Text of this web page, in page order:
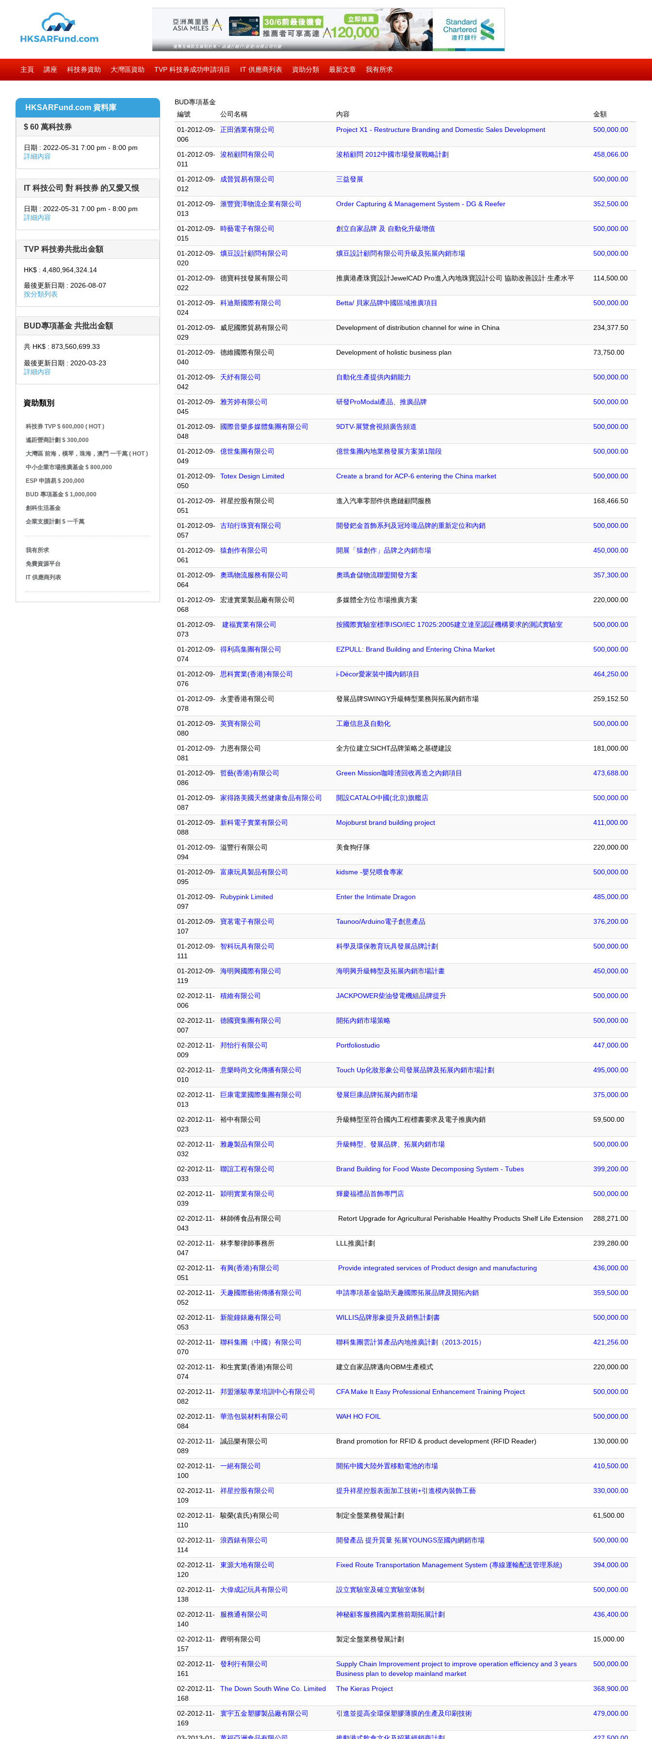
主頁 講座 科技券資助 大灣區資助 TVP 科技券成功申請項目 IT 供應商列表 資助分類 最新文章 我有所求
HKSARFund.com 資料庫
$ 60 萬科技券
日期 : 2022-05-31 7:00 pm - 8:00 pm
詳細內容
IT 科技公司 對 科技券 的又愛又恨
日期 : 2022-05-31 7:00 pm - 8:00 pm
詳細內容
TVP 科技劵共批出金額
HK$ : 4,480,964,324.14
最後更新日期 : 2026-08-07
按分類列表
BUD專項基金 共批出金額
共 HK$ : 873,560,699.33
最後更新日期 : 2020-03-23
詳細內容
資助類別
科技券 TVP $ 600,000 ( HOT )
遙距營商計劃 $ 300,000
大灣區 前海，橫琴，珠海，澳門 一千萬 ( HOT )
中小企業市場推廣基金 $ 800,000
ESP 申請易 $ 200,000
BUD 專項基金 $ 1,000,000
創科生活基金
企業支援計劃 $ 一千萬
我有所求
免費資源平台
IT 供應商列表
BUD專項基金
編號
公司名稱 內容
金額
01-2012-09-
006
正田酒業有限公司 Project X1 - Restructure Branding and Domestic Sales Development 500,000.00
01-2012-09-
011
浚栢顧問有限公司 浚栢顧問 2012中國市場發展戰略計劃 458,066.00
01-2012-09-
012
成晉貿易有限公司 三益發展 500,000.00
01-2012-09-
013
滙豐寶澤物流企業有限公司 Order Capturing & Management System - DG & Reefer 352,500.00
01-2012-09-
015
時藝電子有限公司 創立自家品牌 及 自動化升級增值 500,000.00
01-2012-09-
020
爌豆設計顧問有限公司 爌豆設計顧問有限公司升級及拓展內銷市場 500,000.00
01-2012-09-
022
德寶科技發展有限公司 推廣港產珠寶設計JewelCAD Pro進入內地珠寶設計公司 協助改善設計 生產水平 114,500.00
01-2012-09-
024
科迪斯國際有限公司 Betta/ 貝家品牌中國區域推廣項目 500,000.00
01-2012-09-
029
威尼國際貿易有限公司 Development of distribution channel for wine in China 234,377.50
01-2012-09-
040
德維國際有限公司 Development of holistic business plan 73,750.00
01-2012-09-
042
天紓有限公司 自動化生產提供內銷能力 500,000.00
01-2012-09-
045
雅芳婷有限公司 研發ProModal產品、推廣品牌 500,000.00
01-2012-09-
048
國際音樂多媒體集團有限公司 9DTV-展覽會視頻廣告頻道 500,000.00
01-2012-09-
049
億世集團有限公司 億世集團內地業務發展方案第1階段 500,000.00
01-2012-09-
050
Totex Design Limited Create a brand for ACP-6 entering the China market 500,000.00
01-2012-09-
051
祥星控股有限公司 進入汽車零部件供應鏈顧問服務 168,466.50
01-2012-09-
057
古珀行珠寶有限公司 開發鈀金首飾系列及冠玲瓏品牌的重新定位和內銷 500,000.00
01-2012-09-
061
猿創作有限公司 開展「猿創作」品牌之內銷市場 450,000.00
01-2012-09-
064
奧瑪物流服務有限公司 奧瑪倉儲物流聯盟開發方案 357,300.00
01-2012-09-
068
宏達實業製品廠有限公司 多媒體全方位市場推廣方案 220,000.00
01-2012-09-
073
建福實業有限公司 按國際實驗室標準ISO/IEC 17025:2005建立達至認証機構要求的測試實驗室 500,000.00
01-2012-09-
074
得利高集團有限公司 EZPULL: Brand Building and Entering China Market 500,000.00
01-2012-09-
076
思科實業(香港)有限公司 i-Décor愛家裝中國內銷項目 464,250.00
01-2012-09-
078
永雯香港有限公司 發展品牌SWINGY升級轉型業務與拓展內銷市場 259,152.50
01-2012-09-
080
英寶有限公司 工廠信息及自動化 500,000.00
01-2012-09-
081
力恩有限公司 全方位建立SICHT品牌策略之基礎建設 181,000.00
01-2012-09-
086
哲藝(香港)有限公司 Green Mission咖啡渣回收再造之內銷項目 473,688.00
01-2012-09-
087
家得路美國天然健康食品有限公司 開設CATALO中國(北京)旗艦店 500,000.00
01-2012-09-
088
新科電子實業有限公司 Mojoburst brand building project 411,000.00
01-2012-09-
094
溢豐行有限公司 美食狗仔隊 220,000.00
01-2012-09-
095
富康玩具製品有限公司 kidsme -嬰兒喂食專家 500,000.00
01-2012-09-
097
Rubypink Limited Enter the Intimate Dragon 485,000.00
01-2012-09-
107
寶茗電子有限公司 Taunoo/Arduino電子創意產品 376,200.00
01-2012-09-
111
智科玩具有限公司 科學及環保教育玩具發展品牌計劃 500,000.00
01-2012-09-
119
海明興國際有限公司 海明興升級轉型及拓展內銷市場計畫 450,000.00
02-2012-11-
006
積維有限公司 JACKPOWER柴油發電機組品牌提升 500,000.00
02-2012-11-
007
德國寶集團有限公司 開拓內銷市場策略 500,000.00
02-2012-11-
009
邦怡行有限公司 Portfoliostudio 447,000.00
02-2012-11-
010
意樂時尚文化傳播有限公司 Touch Up化妝形象公司發展品牌及拓展內銷市場計劃 495,000.00
02-2012-11-
013
巨康電業國際集團有限公司 發展巨康品牌拓展內銷市場 375,000.00
02-2012-11-
023
裕中有限公司 升級轉型至符合國內工程標書要求及電子推廣內銷 59,500.00
02-2012-11-
032
雅趣製品有限公司 升級轉型、發展品牌、拓展內銷市場 500,000.00
02-2012-11-
033
聯誼工程有限公司 Brand Building for Food Waste Decomposing System - Tubes 399,200.00
02-2012-11-
039
穎明實業有限公司 輝慶福禮品首飾專門店 500,000.00
02-2012-11-
043
林師傅食品有限公司 Retort Upgrade for Agricultural Perishable Healthy Products Shelf Life Extension 288,271.00
02-2012-11-
047
林李黎律師事務所 LLL推廣計劃 239,280.00
02-2012-11-
051
有興(香港)有限公司 Provide integrated services of Product design and manufacturing 436,000.00
02-2012-11-
052
天趣國際藝術傳播有限公司 申請專項基金協助天趣國際拓展品牌及開拓內銷 359,500.00
02-2012-11-
053
新龍鐘錶廠有限公司 WILLIS品牌形象提升及銷售計劃書 500,000.00
02-2012-11-
070
聯科集團（中國）有限公司 聯科集團雲計算產品內地推廣計劃（2013-2015） 421,256.00
02-2012-11-
074
和生實業(香港)有限公司 建立自家品牌邁向OBM生產模式 220,000.00
02-2012-11-
082
邦盟滙駿專業培訓中心有限公司 CFA Make It Easy Professional Enhancement Training Project 500,000.00
02-2012-11-
084
華浩包裝材料有限公司 WAH HO FOIL 500,000.00
02-2012-11-
089
誠品樂有限公司 Brand promotion for RFID & product development (RFID Reader) 130,000.00
02-2012-11-
100
一絕有限公司 開拓中國大陸外置移動電池的市場 410,500.00
02-2012-11-
109
祥星控股有限公司 提升祥星控股表面加工技術+引進模內裝飾工藝 330,000.00
02-2012-11-
110
駿榮(袁氏)有限公司 制定全盤業務發展計劃 61,500.00
02-2012-11-
114
浪西錶有限公司 開發產品 提升質量 拓展YOUNGS至國內網銷市場 500,000.00
02-2012-11-
120
東源大地有限公司 Fixed Route Transportation Management System (專線運輸配送管理系統) 394,000.00
02-2012-11-
138
大偉成記玩具有限公司 設立實驗室及確立實驗室体制 500,000.00
02-2012-11-
140
服務通有限公司 神秘顧客服務國內業務前期拓展計劃 436,400.00
02-2012-11-
157
鏗明有限公司 製定全盤業務發展計劃 15,000.00
02-2012-11-
161
發利行有限公司
Supply Chain Improvement project to improve operation efficiency and 3 years
Business plan to develop mainland market
500,000.00
02-2012-11-
168
The Down South Wine Co. Limited The Kieras Project 368,900.00
02-2012-11-
169
寰宇五金塑膠製品廠有限公司 引進並提高全環保塑膠薄膜的生產及印刷技術 479,000.00